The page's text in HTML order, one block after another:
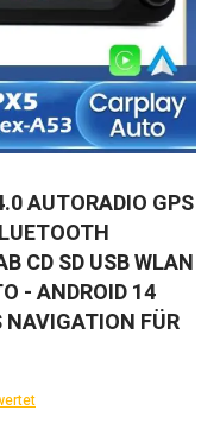
AUTORADIO GPS
CD SD USB WLAN
- ANDROID 14
NAVIGATION FÜR